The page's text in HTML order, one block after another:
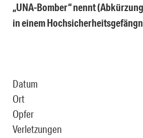
„UNA-Bomber“ nennt
in einem
Datum
Ort
Opfer
Verletzungen